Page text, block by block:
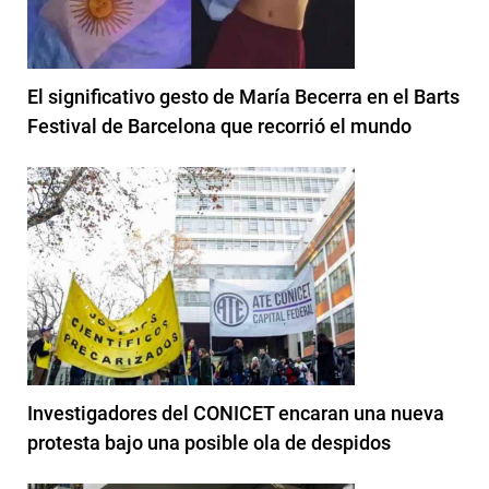
El significativo gesto de María Becerra en el Barts
Festival de Barcelona que recorrió el mundo
Investigadores del CONICET encaran una nueva
protesta bajo una posible ola de despidos